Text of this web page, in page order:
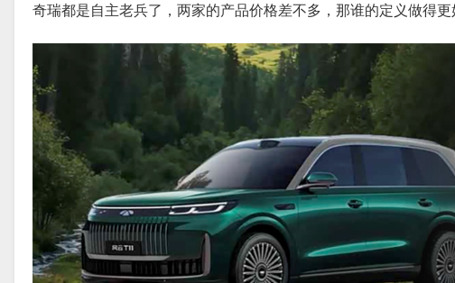
奇瑞都是自主老兵了，两家的产品价格差不多，那谁的定义做得更